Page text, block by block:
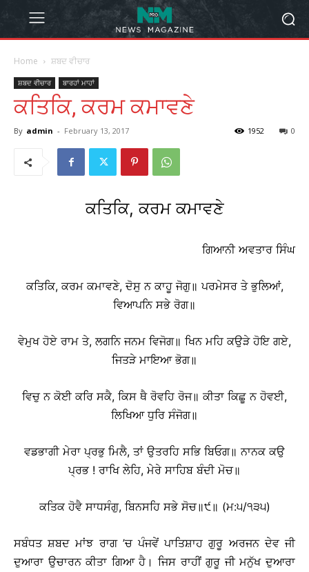
Home ਸ਼ਬਦ ਵੀਚਾਰ
ਸ਼ਬਦ ਵੀਚਾਰ ਬਾਰਹਾਂ ਮਾਹਾਂ
ਕਤਿਕਿ, ਕਰਮ ਕਮਾਵਣੇ
By admin - February 13, 2017 0
1952
ਕਤਿਕਿ, ਕਰਮ ਕਮਾਵਣੇ
ਗਿਆਨੀ ਅਵਤਾਰ ਸਿੰਘ
ਕਤਿਕਿ, ਕਰਮ ਕਮਾਵਣੇ, ਦੋਸੁ ਨ ਕਾਹੂ ਜੋਗੁ॥ ਪਰਮੇਸਰ ਤੇ ਭੁਲਿਆਂ,
ਵਿਆਪਨਿ ਸਭੇ ਰੋਗ॥
ਵੇਮੁਖ ਹੋਏ ਰਾਮ ਤੇ, ਲਗਨਿ ਜਨਮ ਵਿਜੋਗ॥ ਖਿਨ ਮਹਿ ਕਉੜੇ ਹੋਇ ਗਏ,
ਜਿਤੜੇ ਮਾਇਆ ਭੋਗ॥
ਵਿਚੁ ਨ ਕੋਈ ਕਰਿ ਸਕੈ, ਕਿਸ ਥੈ ਰੋਵਹਿ ਰੋਜ॥ ਕੀਤਾ ਕਿਛੂ ਨ ਹੋਵਈ,
ਲਿਖਿਆ ਧੁਰਿ ਸੰਜੋਗ॥
ਵਡਭਾਗੀ ਮੇਰਾ ਪ੍ਰਭੁ ਮਿਲੈ, ਤਾਂ ਉਤਰਹਿ ਸਭਿ ਬਿਓਗ॥ ਨਾਨਕ ਕਉ
ਪ੍ਰਭ ! ਰਾਖਿ ਲੇਹਿ, ਮੇਰੇ ਸਾਹਿਬ ਬੰਦੀ ਮੋਚ॥
ਕਤਿਕ ਹੋਵੈ ਸਾਧਸੰਗੁ, ਬਿਨਸਹਿ ਸਭੇ ਸੋਚ॥੯॥ (ਮ:੫/੧੩੫)
ਸਬੰਧਤ ਸ਼ਬਦ ਮਾਂਝ ਰਾਗ ’ਚ ਪੰਜਵੇਂ ਪਾਤਿਸ਼ਾਹ ਗੁਰੂ ਅਰਜਨ ਦੇਵ ਜੀ
ਦੁਆਰਾ ਉਚਾਰਨ ਕੀਤਾ ਗਿਆ ਹੈ। ਜਿਸ ਰਾਹੀਂ ਗੁਰੂ ਜੀ ਮਨੁੱਖ ਦੁਆਰਾ